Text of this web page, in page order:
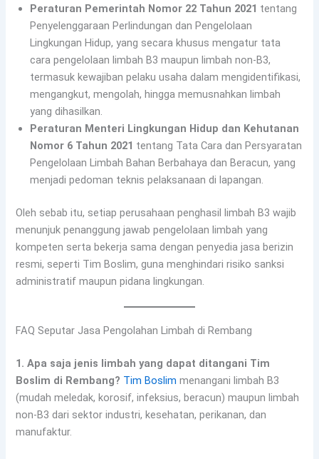
Peraturan Pemerintah Nomor 22 Tahun 2021 tentang
Penyelenggaraan Perlindungan dan Pengelolaan
Lingkungan Hidup, yang secara khusus mengatur tata
cara pengelolaan limbah B3 maupun limbah non-B3,
termasuk kewajiban pelaku usaha dalam mengidentifikasi,
mengangkut, mengolah, hingga memusnahkan limbah
yang dihasilkan.
Peraturan Menteri Lingkungan Hidup dan Kehutanan
Nomor 6 Tahun 2021 tentang Tata Cara dan Persyaratan
Pengelolaan Limbah Bahan Berbahaya dan Beracun, yang
menjadi pedoman teknis pelaksanaan di lapangan.
Oleh sebab itu, setiap perusahaan penghasil limbah B3 wajib
menunjuk penanggung jawab pengelolaan limbah yang
kompeten serta bekerja sama dengan penyedia jasa berizin
resmi, seperti Tim Boslim, guna menghindari risiko sanksi
administratif maupun pidana lingkungan.
FAQ Seputar Jasa Pengolahan Limbah di Rembang
1. Apa saja jenis limbah yang dapat ditangani Tim
Boslim di Rembang? Tim Boslim menangani limbah B3
(mudah meledak, korosif, infeksius, beracun) maupun limbah
non-B3 dari sektor industri, kesehatan, perikanan, dan
manufaktur.